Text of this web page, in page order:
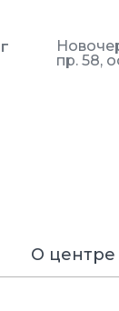
пр. 58,
О центре